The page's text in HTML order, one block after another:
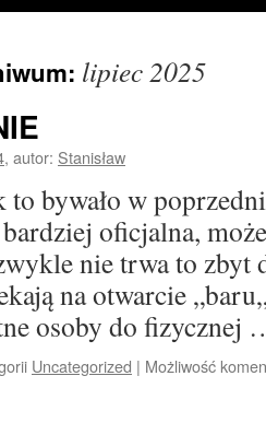
lipiec 2025
, autor: Stanisław
bywało w
oficjalna,
nie trwa to zbyt
na otwarcie
osoby do
Uncategorized | Możliwość